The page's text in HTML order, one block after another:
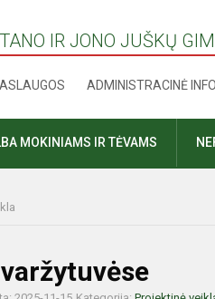
IR JONO JUŠKŲ
ADMINISTRACINĖ
MOKINIAMS IR TĖVAMS